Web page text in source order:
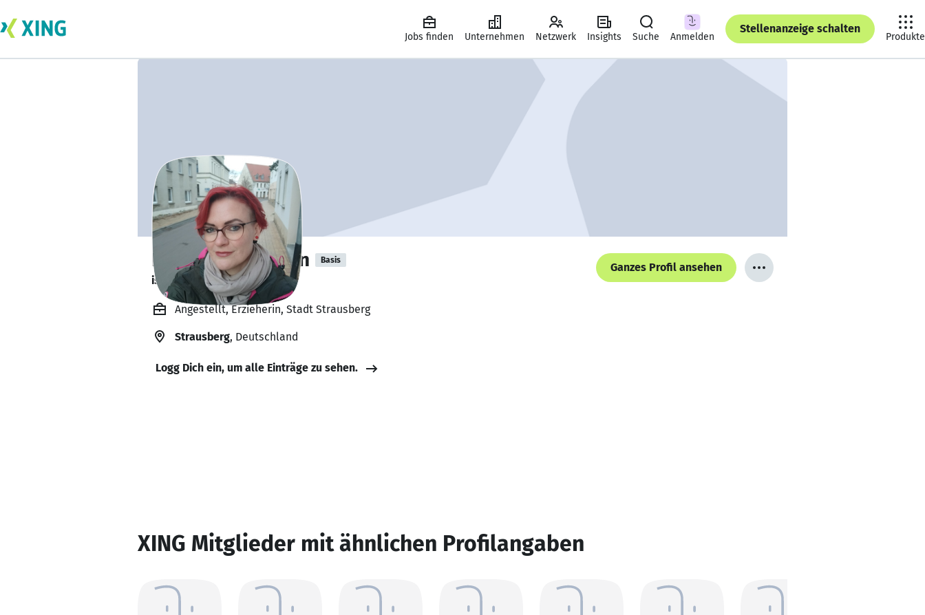
Jobs finden Unternehmen Netzwerk Insights Suche Anmelden
Stellenanzeige schalten
Produkte
Romi Winkelmann Basis
ist offen für Projekte. 🔎
Ganzes Profil ansehen
Angestellt, Erzieherin, Stadt Strausberg
Strausberg, Deutschland
Logg Dich ein, um alle Einträge zu sehen.
XING Mitglieder mit ähnlichen Profilangaben